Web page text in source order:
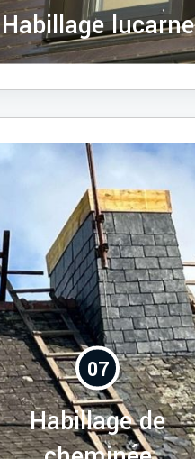
Habillage lucarne
07
Habillage de
cheminée